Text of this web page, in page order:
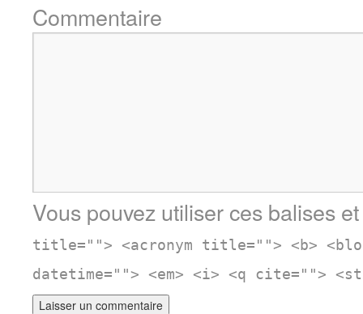
Commentaire
Vous pouvez utiliser ces balises
title=""> <acronym title=""> <b>
datetime=""> <em> <i> <q cite="">